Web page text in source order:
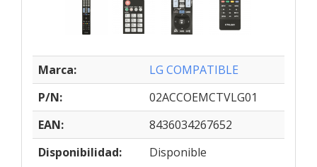
Marca:
LG COMPATIBLE
P/N:
02ACCOEMCTVLG01
EAN:
8436034267652
Disponibilidad:
Disponible